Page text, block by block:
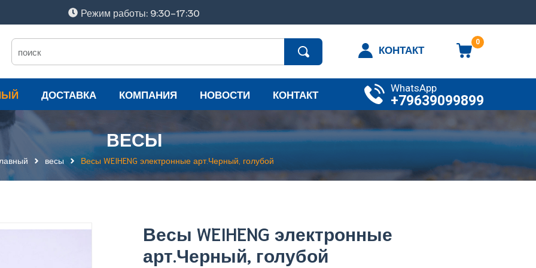
Режим работы: 9:30-17:30
0
КОНТАКТ
ДОСТАВКА КОМПАНИЯ НОВОСТИ КОНТАКТ WhatsApp
+79639099899
ВЕСЫ
весы Весы WEIHENG электронные арт.Черный, голубой
Весы WEIHENG электронные
арт.Черный, голубой